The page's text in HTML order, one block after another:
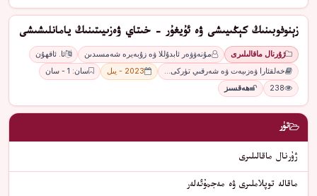
زېنوفوبىنىڭ كېڭىيىشى ۋە ئۇيغۇر - خىتاي ۋەزىيىتىنىڭ يامانلىشىشى
ژۇرنال ماقالىلىرى مۇنەۋۋەر ئابدۇللا ۋە زۇبەيرە شەمسىدىن
ئا. ئاقھۇن
خەلقئارا ۋەزىيەت ۋە شەرقىي تۈركى…
2023 - يىل
سان: 1 - سان
238
ھەقسىز
تۈر
ژۇرنال ماقالىلىرى
ماقالە توپلاملىرى ۋە مەجمۇئەلەر